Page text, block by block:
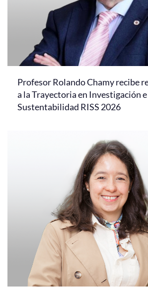
Profesor Rolando Chamy recibe
a la Trayectoria en Investigación
Sustentabilidad RISS 2026